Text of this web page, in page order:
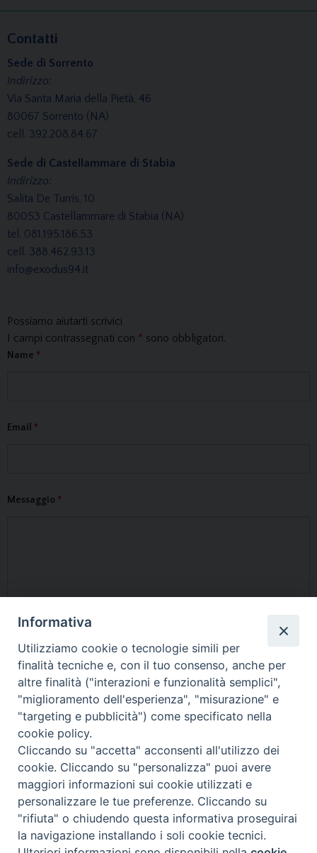
Contatti
Sede di Sorrento
Indirizzo:
Via Santa Maria della Pietà, 46
80067 Sorrento (NA)
cell. 392.208.84.67
Sede di Castellammare di Stabia
Indirizzo:
Salita De Turris, 10
80053 Castellammare di Stabia (NA)
tel. 081.195.186.53
cell. 388.462.93.13
info@exodus94.it
Possiamo aiutarti scrivici
I campi contrassegnati con * sono obbligatori.
Name *
Email *
Messaggio *
Questo contenuto non è disponibile per via delle tuepreferenze
sui cookie
Exodus'94 Fondazione Antiusura COPYRIGHT © 2022
Informativa
Utilizziamo cookie o tecnologie simili per
finalità tecniche e, con il tuo consenso, anche per
altre finalità ("interazioni e funzionalità semplici",
"miglioramento dell'esperienza", "misurazione" e
"targeting e pubblicità") come specificato nella
cookie policy.
Cliccando su "accetta" acconsenti all'utilizzo dei
cookie. Cliccando su "personalizza" puoi avere
maggiori informazioni sui cookie utilizzati e
personalizzare le tue preferenze. Cliccando su
"rifiuta" o chiudendo questa informativa proseguirai
la navigazione installando i soli cookie tecnici.